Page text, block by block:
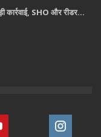
कार्रवाई, SHO और रीडर…